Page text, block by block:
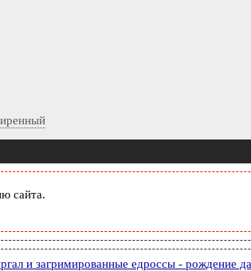
сайта.
и загримированные едроссы - рождение